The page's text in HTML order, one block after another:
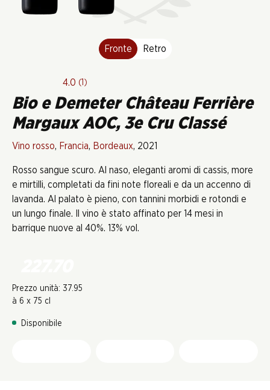
Fronte Retro
4.0 (1)
Bio e Demeter Château Ferrière
Margaux AOC, 3e Cru Classé
Vino rosso, Francia, Bordeaux, 2021
Rosso sangue scuro. Al naso, eleganti aromi di cassis, more
e mirtilli, completati da fini note floreali e da un accenno di
lavanda. Al palato è pieno, con tannini morbidi e rotondi e
un lungo finale. Il vino è stato affinato per 14 mesi in
barrique nuove al 40%. 13% vol.
Prezzo unità: 37.95
à 6 x 75 cl
Disponibile